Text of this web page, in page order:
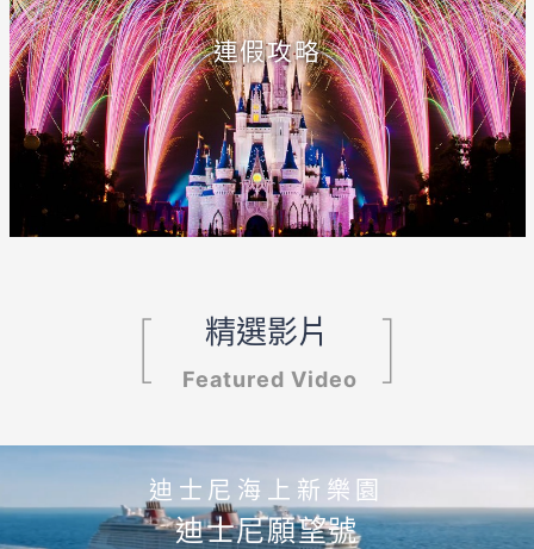
連假攻略
精選影片
Featured Video
迪士尼海上新樂園
迪士尼願望號